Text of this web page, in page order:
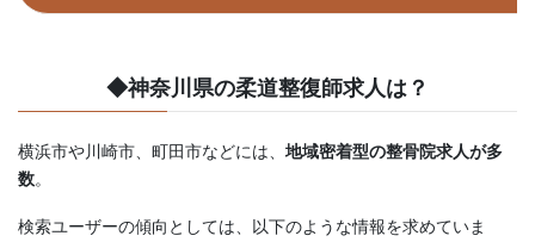
◆神奈川県の柔道整復師求人は？
横浜市や川崎市、町田市などには、 地域密着型の整骨院求人が多
数。
検索ユーザーの傾向としては、以下のような情報を求めていま